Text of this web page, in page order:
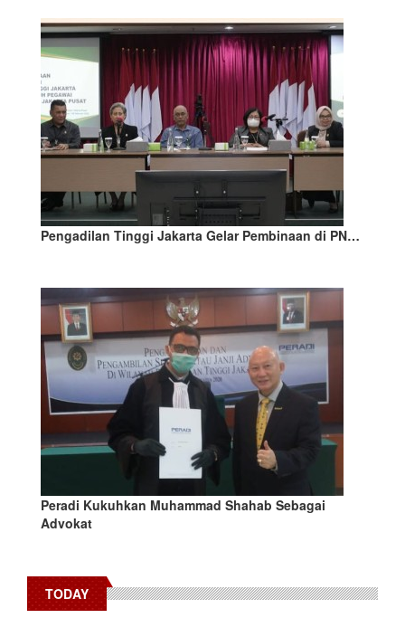
Pengadilan Tinggi Jakarta Gelar Pembinaan di PN…
Peradi Kukuhkan Muhammad Shahab Sebagai
Advokat
TODAY